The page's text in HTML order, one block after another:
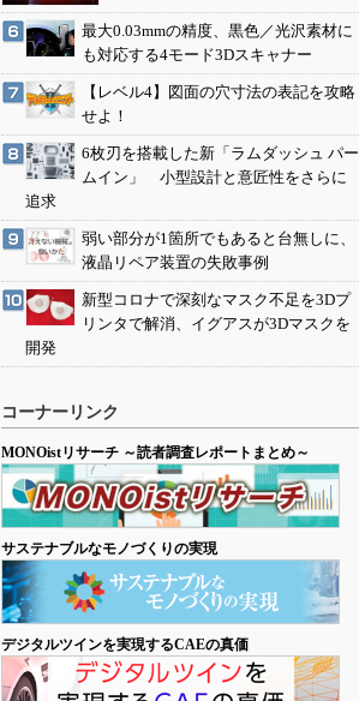
最大0.03mmの精度、黒色／光沢素材に
も対応する4モード3Dスキャナー
【レベル4】図面の穴寸法の表記を攻略
せよ！
6枚刃を搭載した新「ラムダッシュ パー
ムイン」 小型設計と意匠性をさらに
追求
弱い部分が1箇所でもあると台無しに、
液晶リペア装置の失敗事例
新型コロナで深刻なマスク不足を3Dプ
リンタで解消、イグアスが3Dマスクを
開発
コーナーリンク
MONOistリサーチ ～読者調査レポートまとめ～
サステナブルなモノづくりの実現
デジタルツインを実現するCAEの真価